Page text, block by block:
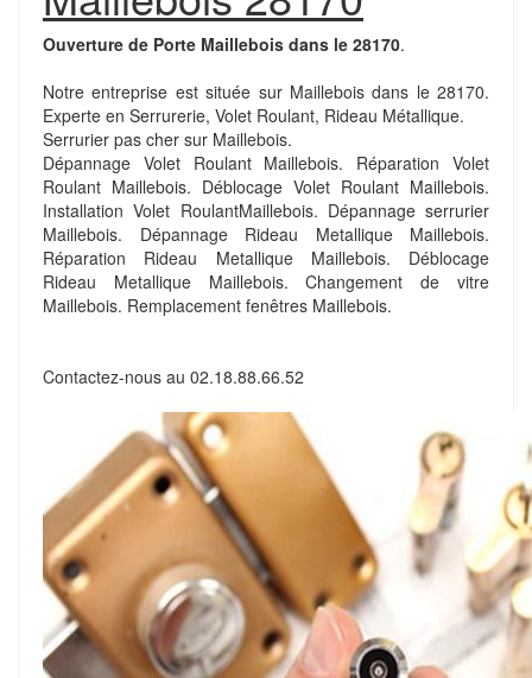
Ouverture de Porte Maillebois dans le 28170.
Notre entreprise est située sur Maillebois dans le 28170.
Experte en Serrurerie, Volet Roulant, Rideau Métallique.
Serrurier pas cher sur Maillebois.
Dépannage Volet Roulant Maillebois. Réparation Volet
Roulant Maillebois. Déblocage Volet Roulant Maillebois.
Installation Volet RoulantMaillebois. Dépannage serrurier
Maillebois. Dépannage Rideau Metallique Maillebois.
Réparation Rideau Metallique Maillebois. Déblocage
Rideau Metallique Maillebois. Changement de vitre
Maillebois. Remplacement fenêtres Maillebois.
Contactez-nous au 02.18.88.66.52